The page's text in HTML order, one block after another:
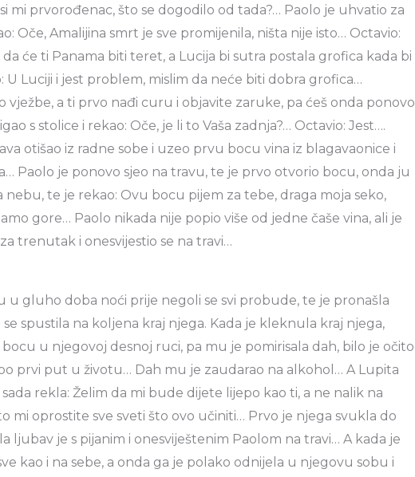
mi prvorođenac, što se dogodilo od tada?… Paolo je uhvatio za
Oče, Amalijina smrt je sve promijenila, ništa nije isto… Octavio:
da će ti Panama biti teret, a Lucija bi sutra postala grofica kada bi
Luciji i jest problem, mislim da neće biti dobra grofica…
vježbe, a ti prvo nađi curu i objavite zaruke, pa ćeš onda ponovo
s stolice i rekao: Oče, je li to Vaša zadnja?… Octavio: Jest….
otišao iz radne sobe i uzeo prvu bocu vina iz blagavaonice i
Paolo je ponovo sjeo na travu, te je prvo otvorio bocu, onda ju
nebu, te je rekao: Ovu bocu pijem za tebe, draga moja seko,
gore… Paolo nikada nije popio više od jedne čaše vina, ali je
trenutak i onesvijestio se na travi…
u gluho doba noći prije negoli se svi probude, te je pronašla
spustila na koljena kraj njega. Kada je kleknula kraj njega,
u njegovoj desnoj ruci, pa mu je pomirisala dah, bilo je očito
prvi put u životu… Dah mu je zaudarao na alkohol… A Lupita
rekla: Želim da mi bude dijete lijepo kao ti, a ne nalik na
mi oprostite sve sveti što ovo učiniti… Prvo je njega svukla do
ljubav je s pijanim i onesviještenim Paolom na travi… A kada je
kao i na sebe, a onda ga je polako odnijela u njegovu sobu i